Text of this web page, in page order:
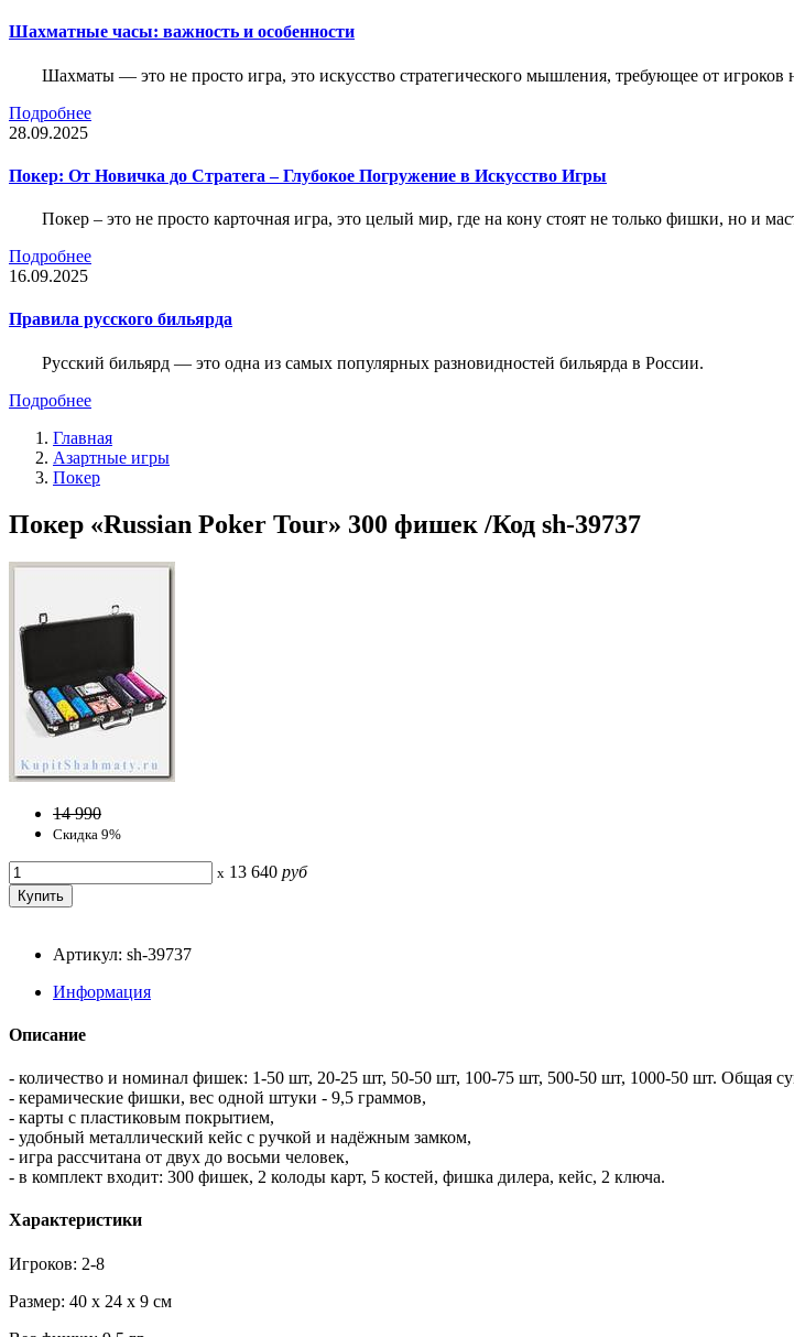
Шахматные часы: важность и особенности
Шахматы — это не просто игра, это искусство стратегического мышления, требующее от
Подробнее
28.09.2025
Покер: От Новичка до Стратега – Глубокое Погружение в Искусство Игры
Покер – это не просто карточная игра, это целый мир, где на кону стоят не только фишки, но и
Подробнее
16.09.2025
Правила русского бильярда
Русский бильярд — это одна из самых популярных разновидностей бильярда в России.
Подробнее
Главная
Азартные игры
Покер
Покер «Russian Poker Tour» 300 фишек /Код sh-39737
14 990
Скидка 9%
x 13 640 руб
Артикул: sh-39737
Информация
Описание
- количество и номинал фишек: 1-50 шт, 20-25 шт, 50-50 шт, 100-75 шт, 500-50 шт, 1000-50 шт. Общая
- керамические фишки, вес одной штуки - 9,5 граммов,
- карты с пластиковым покрытием,
- удобный металлический кейс с ручкой и надёжным замком,
- игра рассчитана от двух до восьми человек,
- в комплект входит: 300 фишек, 2 колоды карт, 5 костей, фишка дилера, кейс, 2 ключа.
Характеристики
Игроков: 2-8
Размер: 40 x 24 x 9 см